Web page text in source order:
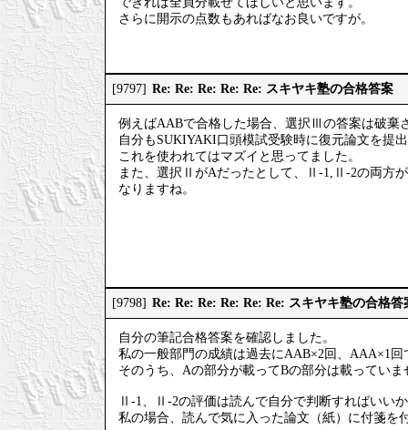
さらに開示の点数もあればなお良いですが。
[9797] Re: Re: Re: Re: Re: スキヤキ塾の合格答案
例えばAABで合格した場合、選択Ⅲの答案は破棄
自分もSUKIYAKI口頭模試受験時に復元論文を提
これを使われてはマズイと思ってました。
また、選択ⅡがAだったとして、Ⅱ-1,Ⅱ-2の両方
なりますね。
[9798] Re: Re: Re: Re: Re: Re: スキヤキ塾の合格答
自分の筆記合格答案を確認しました。
私の一般部門の成績は過去にAAB×2回、AAA×1回
そのうち、Aの部分が載ってBの部分は載っていま
Ⅱ-1、Ⅱ-2の評価は読んで自分で判断すればいい
私の場合、読んで気に入った論文（紙）に付箋を